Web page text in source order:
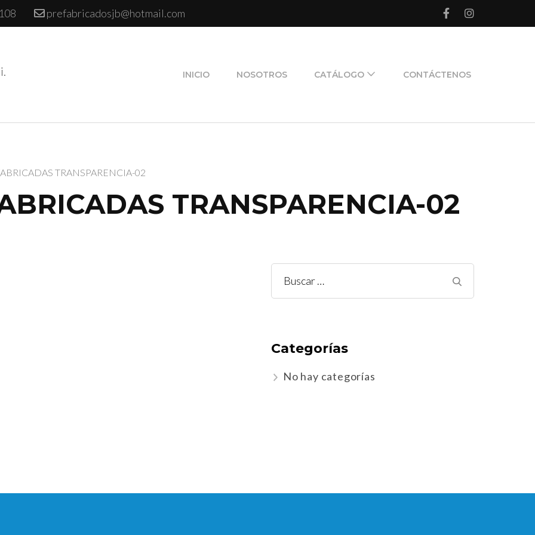
prefabricadosjb@hotmail.com
INICIO NOSOTROS CATÁLOGO CONTÁCTENOS
TRANSPARENCIA-02
TRANSPARENCIA-02
Buscar:
Categorías
No hay categorías